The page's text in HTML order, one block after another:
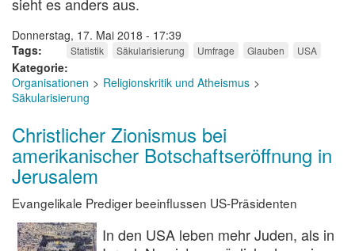
Donnerstag, 17. Mai 2018 - 17:39
Tags
Statistik Säkularisierung Umfrage Glauben USA
Kategorie
Organisationen
Religionskritik und Atheismus
Säkularisierung
Christlicher Zionismus bei
amerikanischer Botschaftseröffnung in
Jerusalem
Evangelikale Prediger beeinflussen US-Präsidenten
In den USA leben mehr Juden, als in